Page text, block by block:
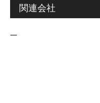
関連会社
―